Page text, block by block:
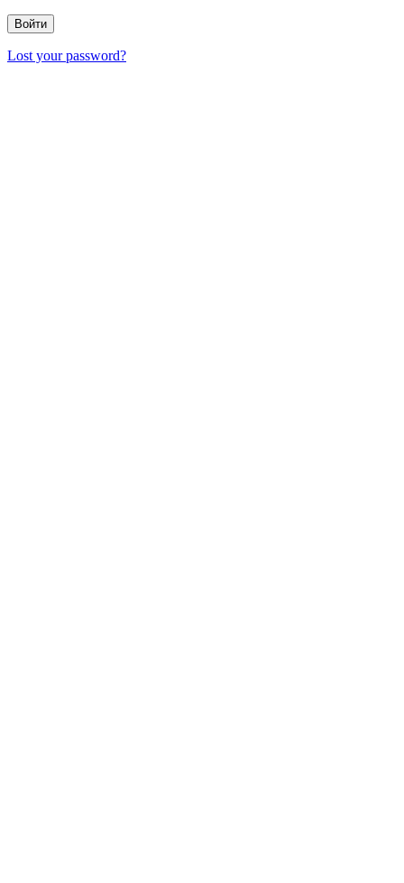
Lost your password?